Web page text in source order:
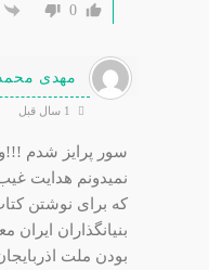
0
مهدی
سور پرایز شدم
نمیدونم هدایت
که برای نوشتن
بنیانگذاران
بودن ملت